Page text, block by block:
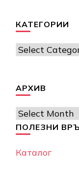
КАТЕГОРИИ
Категории
АРХИВ
Архив
ПОЛЕЗНИ
Каталог